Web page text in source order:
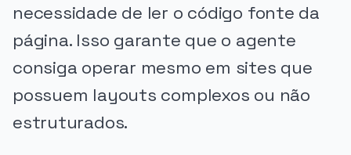
necessidade de ler o código fonte da
página. Isso garante que o agente
consiga operar mesmo em sites que
possuem layouts complexos ou não
estruturados.